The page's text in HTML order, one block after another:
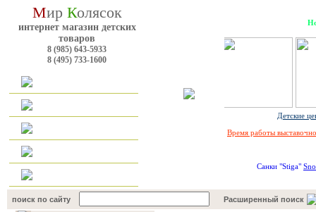
Мир Колясок
интернет магазин детских
товаров
8 (985) 643-5933
8 (495) 733-1600
Детские
Время работы
Cанки "Stiga"
поиск по сайту Расширенный поиск